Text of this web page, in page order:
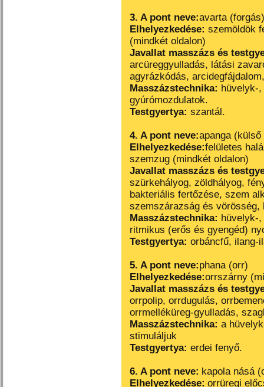
3. A pont neve:avarta (forgás)
Elhelyezkedése: szemöldök
(mindkét oldalon)
Javallat masszázs és
arcüreggyulladás, látási
agyrázkódás,
Masszázstechnika: hüvelyk-
gyúrómozdulatok.
Testgyertya: szantál.
4. A pont neve:apanga
Elhelyezkedése:felületes
szemzug (mindkét oldalon)
Javallat masszázs és
szürkehályog, zöldhályog,
bakteriális fertőzése, szem
szemszárazság és vörösség,
Masszázstechnika: hüvelyk-
ritmikus (erős és gyengéd)
Testgyertya: orbáncfű, ilang-
5. A pont neve:phana (orr)
Elhelyezkedése:orrszárny
Javallat masszázs és
orrpolip, orrdugulás,
orrmelléküreg-gyulladás,
Masszázstechnika: a
stimuláljuk
Testgyertya: erdei fenyő.
6. A pont neve: kapola násá
Elhelyezkedése: orrüregi